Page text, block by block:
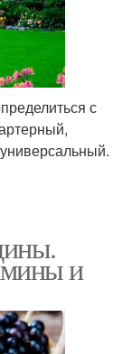
с
и